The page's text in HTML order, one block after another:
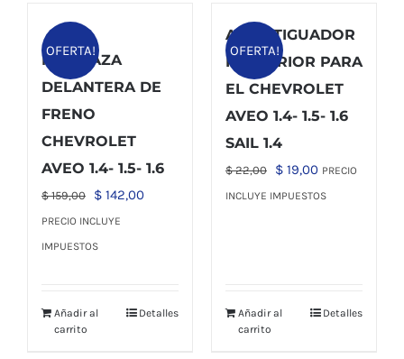
OFERTA!
MORDAZA
DELANTERA DE
FRENO
CHEVROLET
AVEO 1.4- 1.5- 1.6
$159,00
El
precio
original
$ 142,00El
PRECIO INCLUYE
IMPUESTOS
Añadir al
carrito
Detalles
OFERTA!
AMORTIGUADOR
POSTERIOR PARA
EL CHEVROLET
AVEO 1.4- 1.5- 1.6
SAIL 1.4
$22,00
El
precio
$ 19,00El
precio
PRECIO
INCLUYE IMPUESTOS
Añadir al
carrito
Detalles